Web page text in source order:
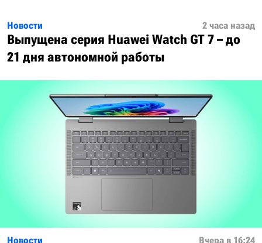
Новости 2 часа назад
Выпущена серия Huawei Watch GT 7 – до
21 дня автономной работы
Новости Вчера в 16:24